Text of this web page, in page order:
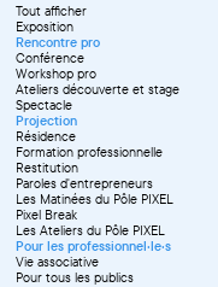
Tout afficher
Exposition
Rencontre pro
Conférence
Workshop pro
Ateliers découverte et stage
Spectacle
Projection
Résidence
Formation professionnelle
Restitution
Paroles d'entrepreneurs
Les Matinées du Pôle PIXEL
Pixel Break
Les Ateliers du Pôle PIXEL
Pour les professionnel·le·s
Vie associative
Pour tous les publics